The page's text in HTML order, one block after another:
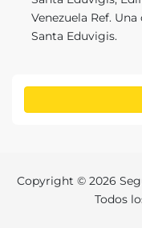
Venezuela Ref.
Santa Eduvigis.
Copyright © 2026
Todos